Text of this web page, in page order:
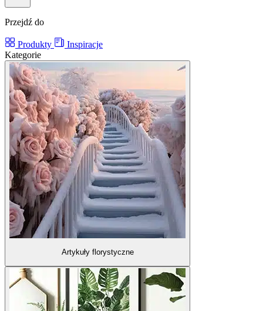
Przejdź do
Produkty
Inspiracje
Kategorie
Artykuły florystyczne